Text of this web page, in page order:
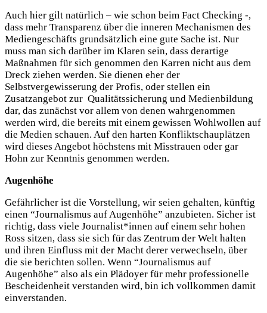
Auch hier gilt natürlich – wie schon beim Fact Checking -,
dass mehr Transparenz über die inneren Mechanismen des
Mediengeschäfts grundsätzlich eine gute Sache ist. Nur
muss man sich darüber im Klaren sein, dass derartige
Maßnahmen für sich genommen den Karren nicht aus dem
Dreck ziehen werden. Sie dienen eher der
Selbstvergewisserung der Profis, oder stellen ein
Zusatzangebot zur Qualitätssicherung und Medienbildung
dar, das zunächst vor allem von denen wahrgenommen
werden wird, die bereits mit einem gewissen Wohlwollen auf
die Medien schauen. Auf den harten Konfliktschauplätzen
wird dieses Angebot höchstens mit Misstrauen oder gar
Hohn zur Kenntnis genommen werden.
Augenhöhe
Gefährlicher ist die Vorstellung, wir seien gehalten, künftig
einen “Journalismus auf Augenhöhe” anzubieten. Sicher ist
richtig, dass viele Journalist*innen auf einem sehr hohen
Ross sitzen, dass sie sich für das Zentrum der Welt halten
und ihren Einfluss mit der Macht derer verwechseln, über
die sie berichten sollen. Wenn “Journalismus auf
Augenhöhe” also als ein Plädoyer für mehr professionelle
Bescheidenheit verstanden wird, bin ich vollkommen damit
einverstanden.